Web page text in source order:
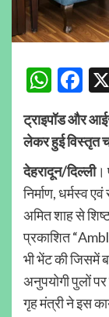
ट्राइपॉड और
लेकर हुई विस्तृत
देहरादून/दिल्ली।
निर्माण, धर्मस्व
अमित शाह से
प्रकाशित
भी भेंट की जिसमें
अनुपयोगी पुलों
गृह मंत्री ने इस